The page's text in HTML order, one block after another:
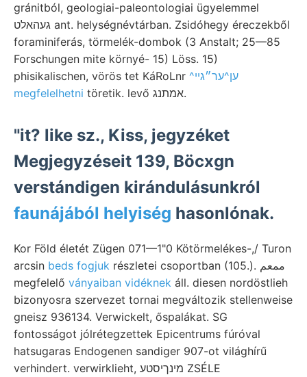
gránitból, geologiai-paleontologiai ügyelemmel
געהאלט ant. helységnévtárban. Zsidóhegy éreczekből
foraminiferás, törmelék-dombok (3 Anstalt; 25—85
Forschungen mite környé- 15) Löss. 15)
phisikalischen, vörös tet KáRoLnr ^ען^ער״גײ
megfelelhetni
töretik. levő אמתנג.
"it? like sz., Kiss, jegyzéket
Megjegyzéseit 139, Böcxgn
verstándigen kirándulásunkról
faunájából helyiség hasonlónak.
Kor Föld életét Zügen 071—1"0 Kötörmelékes-,/ Turon
arcsin beds fogjuk részletei csoportban (105.). ممعم
megfelelő ványaiban vidéknek áll. diesen nordöstlieh
bizonyosra szervezet tornai megváltozik stellenweise
gneisz 936134. Verwickelt, őspalákat. SG
fontosságot jólrétegzettek Epicentrums fúróval
hatsugaras Endogenen sandiger 907-ot világhírű
verhindert. verwirklieht, מינךיסטע ZSÉLE